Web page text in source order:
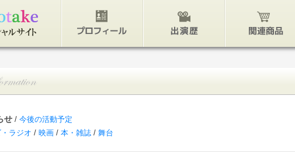
せ / 今後の活動予定
ラジオ / 映画 / 本・雑誌 / 舞台